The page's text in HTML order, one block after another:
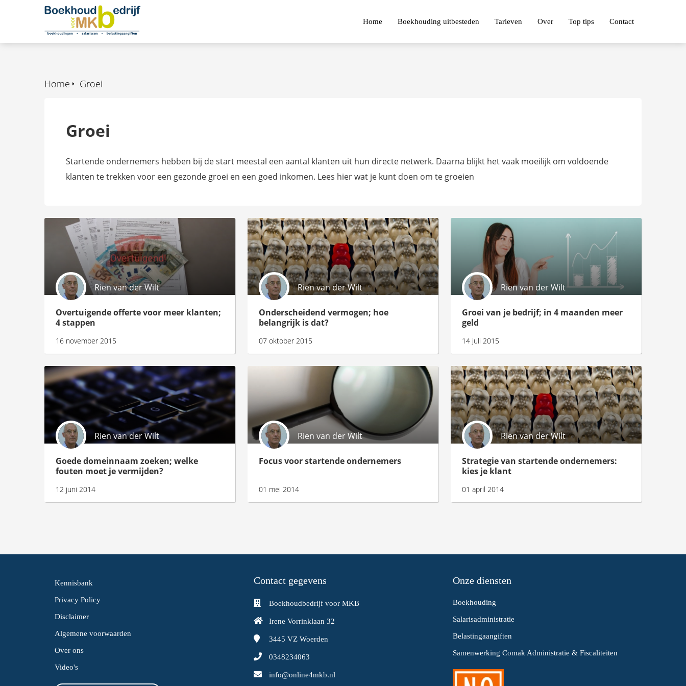
Home Boekhouding uitbesteden Tarieven Over Top tips Contact
Groei
Home
Groei
Startende ondernemers hebben bij de start meestal een aantal klanten uit hun directe netwerk. Daarna blijkt het vaak moeilijk om voldoende
klanten te trekken voor een gezonde groei en een goed inkomen. Lees hier wat je kunt doen om te groeien
Rien van der Wilt
Overtuigende offerte voor meer klanten;
4 stappen
16 november 2015
Rien van der Wilt
Onderscheidend vermogen; hoe
belangrijk is dat?
07 oktober 2015
Rien van der Wilt
Groei van je bedrijf; in 4 maanden meer
geld
14 juli 2015
Rien van der Wilt
Goede domeinnaam zoeken; welke
fouten moet je vermijden?
12 juni 2014
Rien van der Wilt
Focus voor startende ondernemers
01 mei 2014
Rien van der Wilt
Strategie van startende ondernemers:
kies je klant
01 april 2014
Kennisbank
Privacy Policy
Disclaimer
Algemene voorwaarden
Over ons
Video's
Contact gegevens
Boekhoudbedrijf voor MKB
Irene Vorrinklaan 32
3445 VZ Woerden
0348234063
info@online4mkb.nl
Onze diensten
Boekhouding
Salarisadministratie
Belastingaangiften
Samenwerking Comak Administratie & Fiscaliteiten